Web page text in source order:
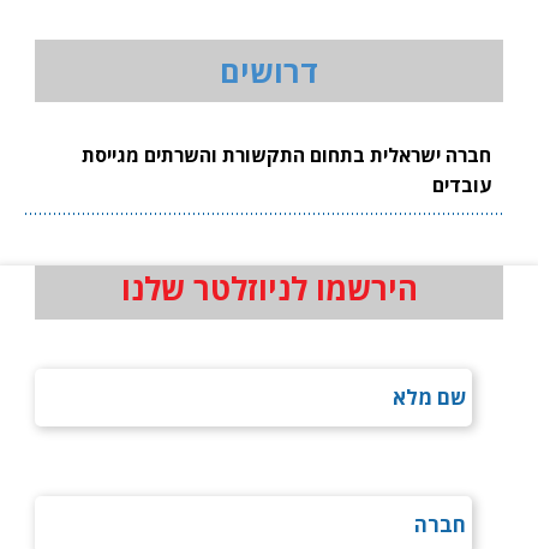
דרושים
חברה ישראלית בתחום התקשורת והשרתים מגייסת
עובדים
הירשמו לניוזלטר שלנו